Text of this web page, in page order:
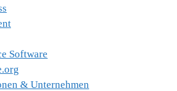
Software
& Unternehmen